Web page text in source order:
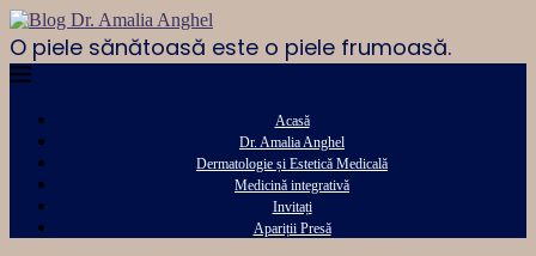
O piele sănătoasă este o piele frumoasă.
Acasă
Dr. Amalia Anghel
Dermatologie și Estetică Medicală
Medicină integrativă
Invitați
Apariții Presă